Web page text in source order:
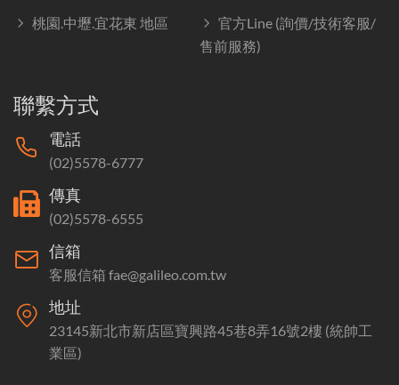
桃園.中壢.宜花東 地區
官方Line (詢價/技術客服/
售前服務)
聯繫方式
電話
(02)5578-6777
傳真
(02)5578-6555
信箱
客服信箱 fae@galileo.com.tw
地址
23145新北市新店區寶興路45巷8弄16號2樓 (統帥工
業區)